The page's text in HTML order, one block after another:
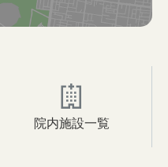
院内施設一覧